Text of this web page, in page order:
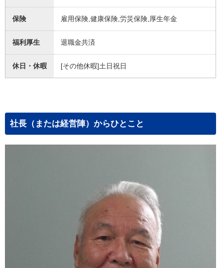
保険 雇用保険,健康保険,労災保険,厚生年金
福利厚生 退職金共済
休日・休暇 [その他休暇]土日祝日
社長（または経営陣）からひとこと